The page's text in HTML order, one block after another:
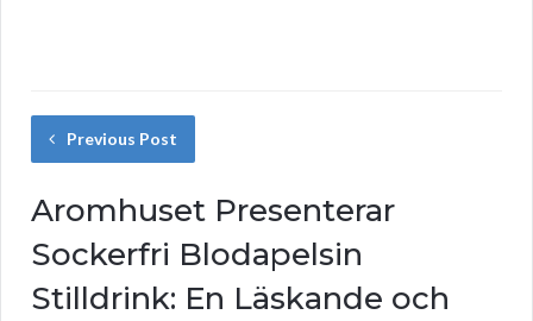
Previous Post
Aromhuset Presenterar
Sockerfri Blodapelsin
Stilldrink: En Läskande och